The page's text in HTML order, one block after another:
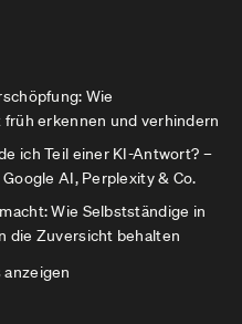
Wie
erkennen und verhindern
ich Teil einer KI-Antwort? –
AI, Perplexity & Co.
Wie Selbstständige in
die Zuversicht behalten